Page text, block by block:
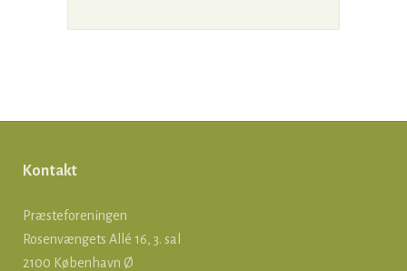
Kontakt
Præsteforeningen
Rosenvængets Allé 16, 3. sal
2100 København Ø